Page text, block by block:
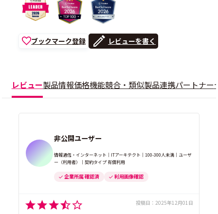
ブックマーク登録 レビューを書く
レビュー製品情報価格機能競合・類似製品連携パートナー
非公開ユーザー
情報通信・インターネット｜ITアーキテクト｜100-300人未満｜ユーザ
ー（利用者）｜契約タイプ 有償利用
企業所属 確認済 利用画像確認
投稿日： 2025年12月01日